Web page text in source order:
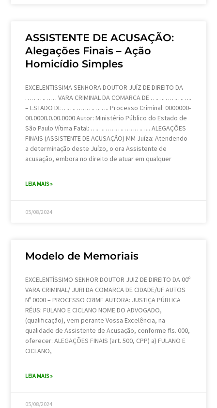
ASSISTENTE DE ACUSAÇÃO:
Alegações Finais – Ação
Homicídio Simples
EXCELENTISSIMA SENHORA DOUTOR JUÍZ DE DIREITO DA
…………… VARA CRIMINAL DA COMARCA DE ………………..
– ESTADO DE………………….. Processo Criminal: 0000000-
00.0000.0.00.0000 Autor: Ministério Público do Estado de
São Paulo Vítima Fatal: ……………………….. ALEGAÇÕES
FINAIS (ASSISTENTE DE ACUSAÇÃO) MM Juíza: Atendendo
a determinação deste Juízo, o ora Assistente de
acusação, embora no direito de atuar em qualquer
LEIA MAIS »
05/08/2024
Modelo de Memoriais
EXCELENTÍSSIMO SENHOR DOUTOR JUIZ DE DIREITO DA 00º
VARA CRIMINAL/ JURI DA COMARCA DE CIDADE/UF AUTOS
Nº 0000 – PROCESSO CRIME AUTORA: JUSTIÇA PÚBLICA
RÉUS: FULANO E CICLANO NOME DO ADVOGADO,
(qualificação), vem perante Vossa Excelência, na
qualidade de Assistente de Acusação, conforme fls. 000,
oferecer: ALEGAÇÕES FINAIS (art. 500, CPP) a) FULANO E
CICLANO,
LEIA MAIS »
05/08/2024